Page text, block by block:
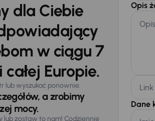
dla Ciebie
w ciągu 7
Europie.
lub wyszukać ponownie.
a zrobimy
mocy.
lub zostaw to nam! Codziennie
Opis
Dane